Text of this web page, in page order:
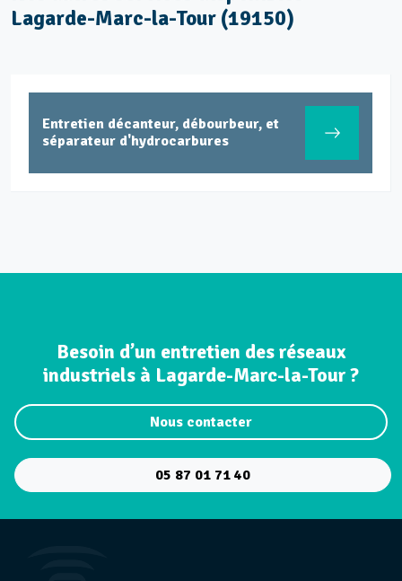
Lagarde-Marc-la-Tour (19150)
Entretien décanteur, débourbeur, et
séparateur d'hydrocarbures
Besoin d’un entretien des réseaux
industriels à Lagarde-Marc-la-Tour ?
Nous contacter
05 87 01 71 40